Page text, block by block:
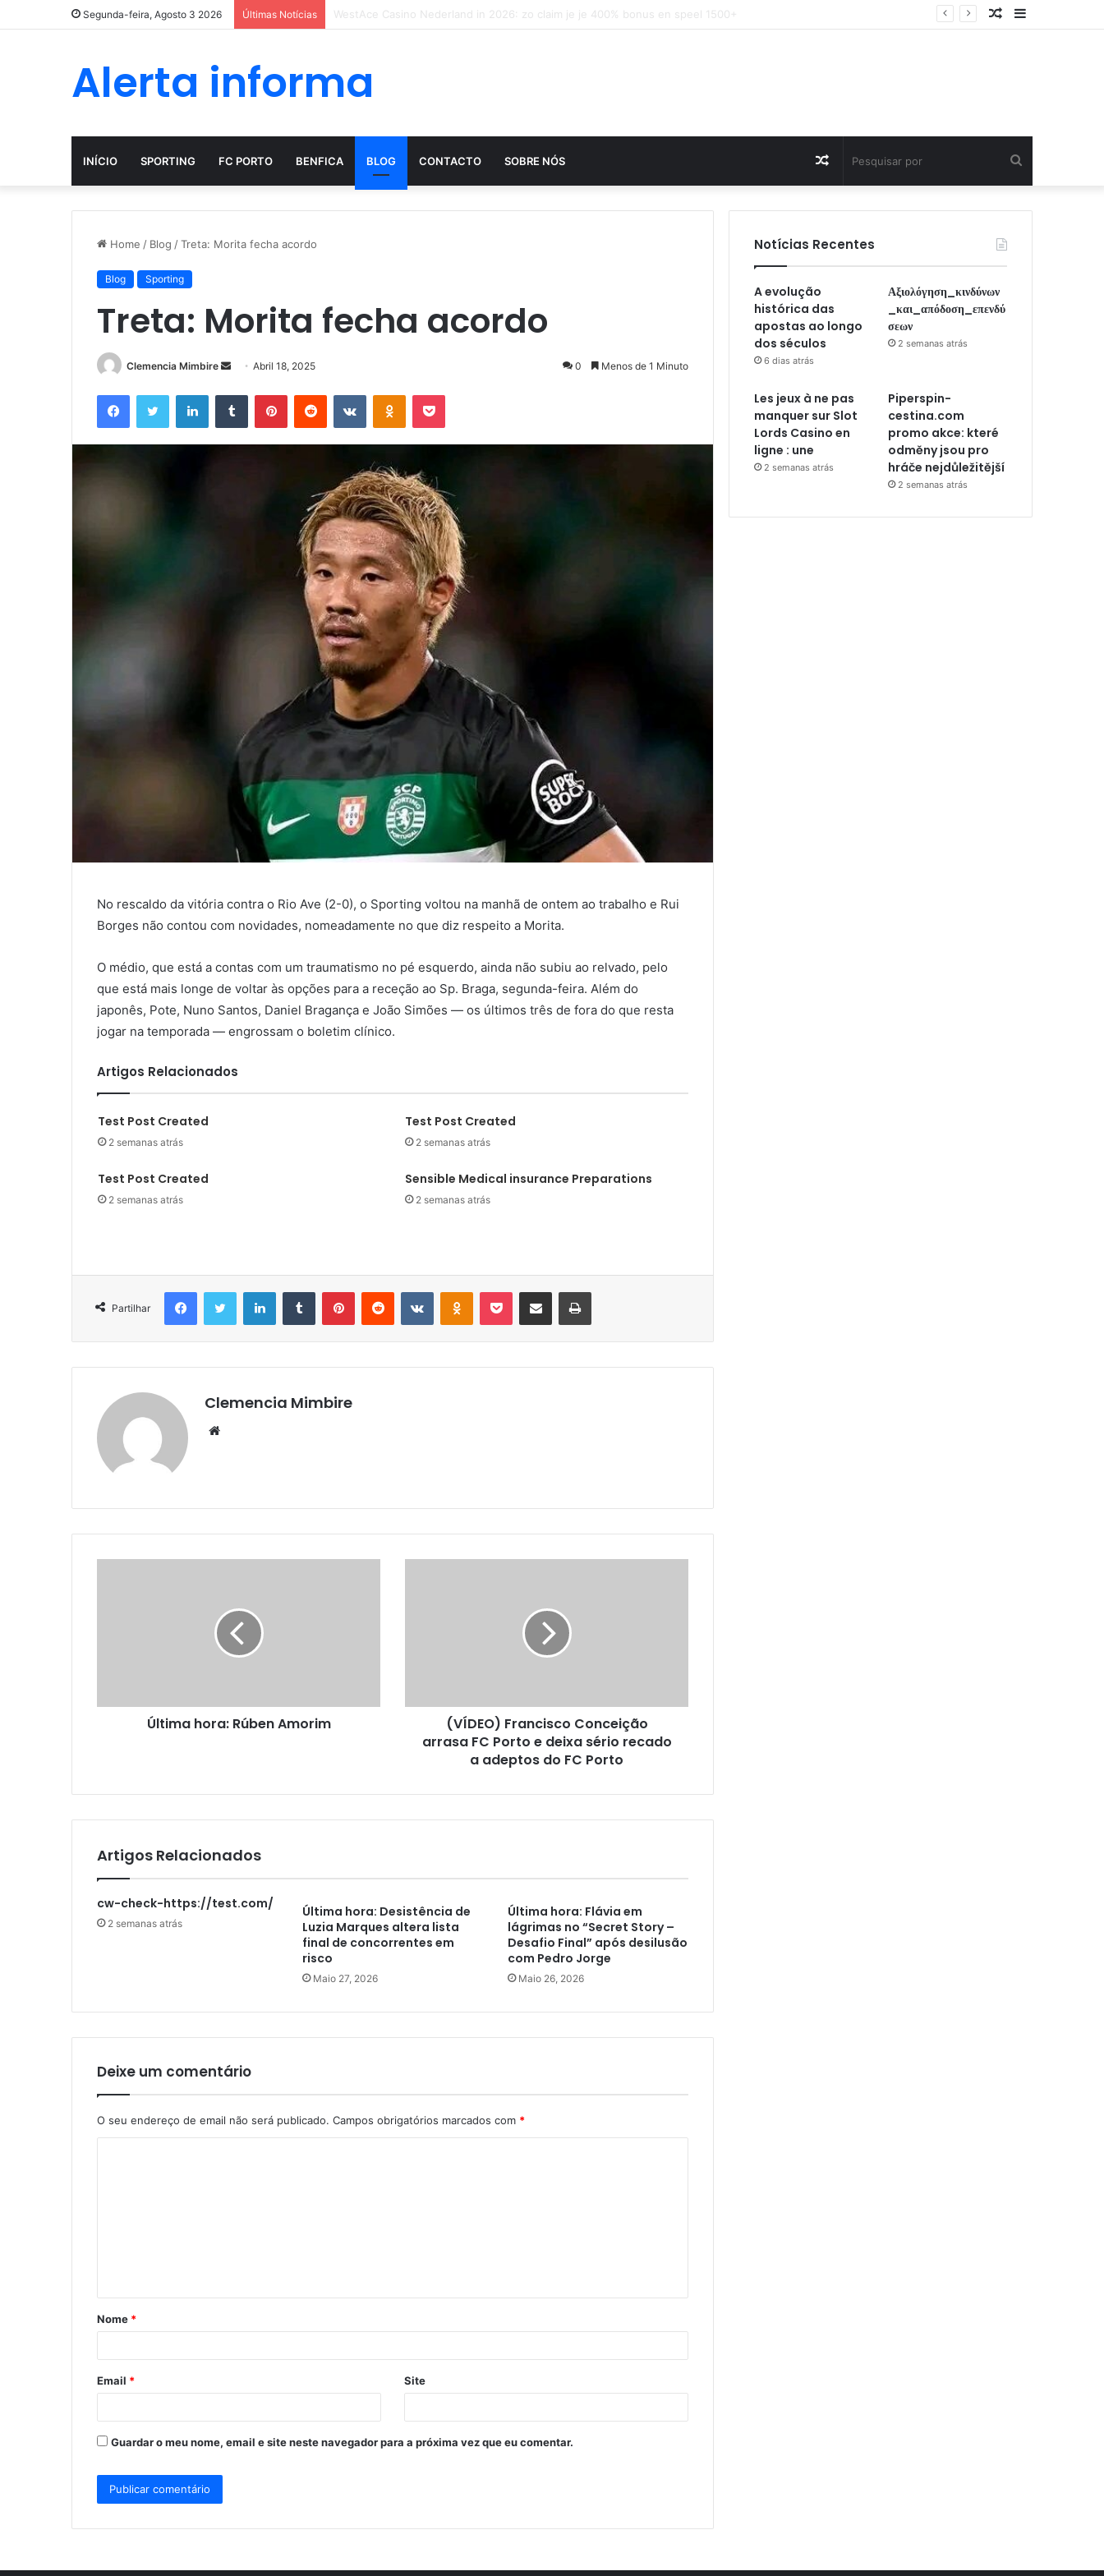
Segunda-feira, Agosto 3 2026 Últimas Notícias A evolução histórica das apostas ao longo dos séculos Sidebar
Artigo
Alerta informa
INÍCIO SPORTING FC PORTO BENFICA BLOG CONTACTO SOBRE NÓS
por
Artigo
Aleatório
Home / Blog /Treta: Morita fecha acordo
Blog Sporting
Treta: Morita fecha acordo
Clemencia Mimbire
Send
email
Abril 18, 2025 0 Menos de 1 Minuto
FacebookTwitter LinkedInTumblr PinterestReddit VKontakteOdnoklassniki
Pocket
No rescaldo da vitória contra o Rio Ave (2-0), o Sporting voltou na manhã de ontem ao trabalho e Rui
Borges não contou com novidades, nomeadamente no que diz respeito a Morita.
O médio, que está a contas com um traumatismo no pé esquerdo, ainda não subiu ao relvado, pelo
que está mais longe de voltar às opções para a receção ao Sp. Braga, segunda-feira. Além do
japonês, Pote, Nuno Santos, Daniel Bragança e João Simões — os últimos três de fora do que resta
jogar na temporada — engrossam o boletim clínico.
Artigos Relacionados
Test Post Created
2 semanas atrás
Test Post Created
2 semanas atrás
Test Post Created
2 semanas atrás
Sensible Medical insurance Preparations
2 semanas atrás
Partilhar
FacebookTwitter LinkedInTumblr PinterestReddit VKontakteOdnoklassniki
Pocket Partilhar Via Email Imprimir
Clemencia Mimbire
Website
Última hora: Rúben Amorim
(VÍDEO) Francisco Conceição
arrasa FC Porto e deixa sério recado
a adeptos do FC Porto
Artigos Relacionados
cw-check-https://test.com/
2 semanas atrás
Última hora: Desistência de
Luzia Marques altera lista
final de concorrentes em
risco
Maio 27, 2026
Última hora: Flávia em
lágrimas no “Secret Story –
Desafio Final” após desilusão
com Pedro Jorge
Maio 26, 2026
Deixe um comentário
O seu endereço de email não será publicado. Campos obrigatórios marcados com *
á
r
*
Nome *
Email * Site
Guardar o meu nome, email e site neste navegador para a próxima vez que eu comentar.
Notícias Recentes
A evolução
histórica das
apostas ao longo
dos séculos
6 dias atrás
Αξιολόγηση_κινδύνων
_και_απόδοση_επενδύ
σεων
2 semanas atrás
Les jeux à ne pas
manquer sur Slot
Lords Casino en
ligne : une
2 semanas atrás
Piperspin-
cestina.com
promo akce: které
odměny jsou pro
hráče nejdůležitější
2 semanas atrás